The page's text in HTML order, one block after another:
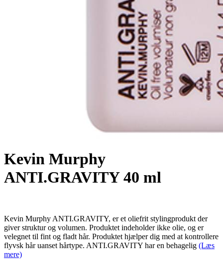
Kevin Murphy
ANTI.GRAVITY 40 ml
Kevin Murphy ANTI.GRAVITY, er et oliefrit stylingprodukt der
giver struktur og volumen. Produktet indeholder ikke olie, og er
velegnet til fint og fladt hår. Produktet hjælper dig med at kontrollere
flyvsk hår uanset hårtype. ANTI.GRAVITY har en behagelig (Læs
mere)